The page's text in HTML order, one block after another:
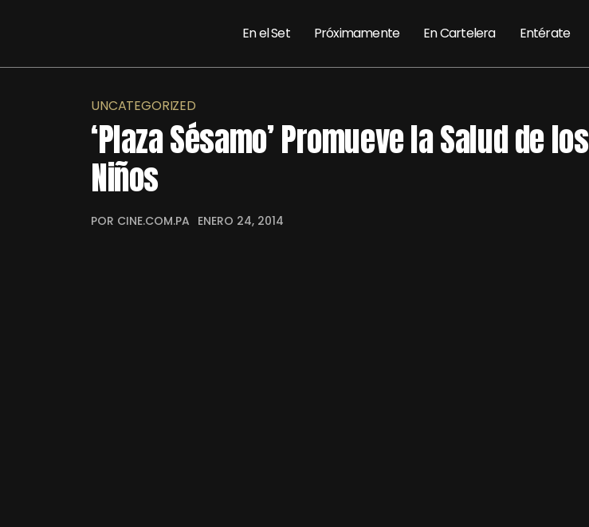
En el Set Próximamente En Cartelera Entérate
UNCATEGORIZED
‘Plaza Sésamo’ Promueve la Salud de los
Niños
POR CINE.COM.PA ENERO 24, 2014